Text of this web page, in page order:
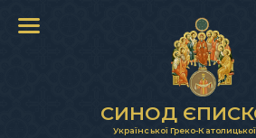
СИНОД
Української Греко-